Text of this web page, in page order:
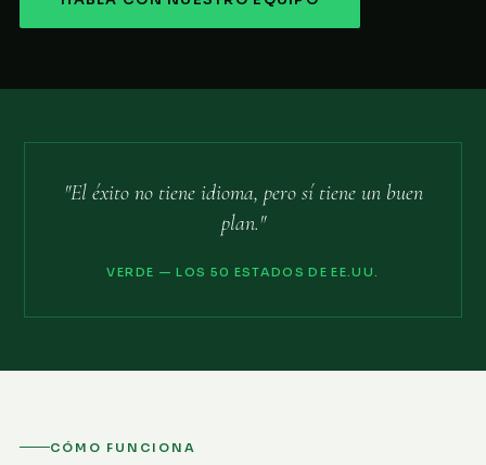
"El éxito no tiene idioma, pero sí tiene un buen
plan."
VERDE — LOS 50 ESTADOS DE EE.UU.
CÓMO FUNCIONA